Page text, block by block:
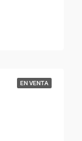
EN VENTA